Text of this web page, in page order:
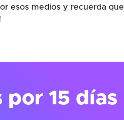
esos medios y recuerda que
por 15 días